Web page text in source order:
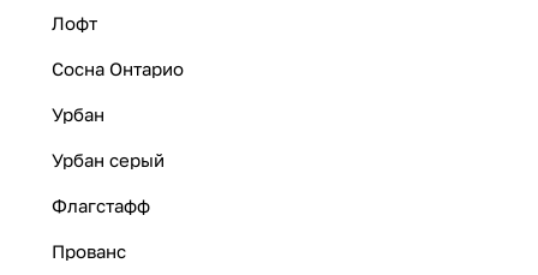
Лофт
Сосна Онтарио
Урбан
Урбан серый
Флагстафф
Прованс